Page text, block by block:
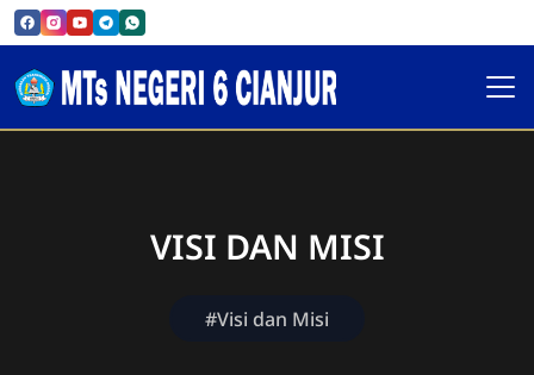
VISI DAN MISI
#Visi dan Misi